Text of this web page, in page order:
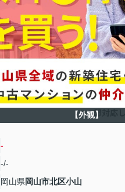
【外観】
-
-/-
岡山県岡山市北区小山